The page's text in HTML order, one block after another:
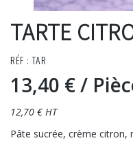
TARTE
RÉF : TAR
13,40 €/
12,70 € HT
Pâte sucrée, crème citron,